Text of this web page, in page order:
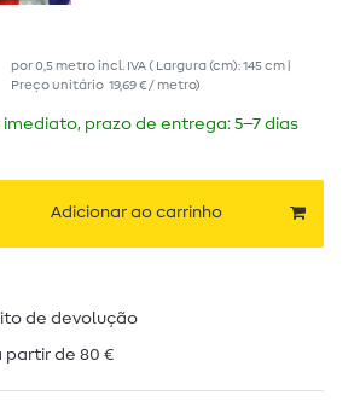
por0,5 metroincl. IVA( Largura (cm): 145 cm |
Preço unitário 19,69 € / metro)
prazo de entrega: 5–7 dias
Adicionar ao carrinho
de devolução
partir de 80 €